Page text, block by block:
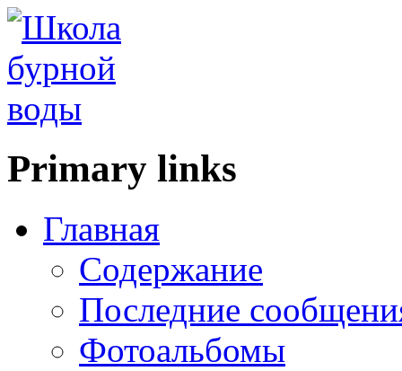
Primary links
Главная
Содержание
Последние
Фотоальбомы